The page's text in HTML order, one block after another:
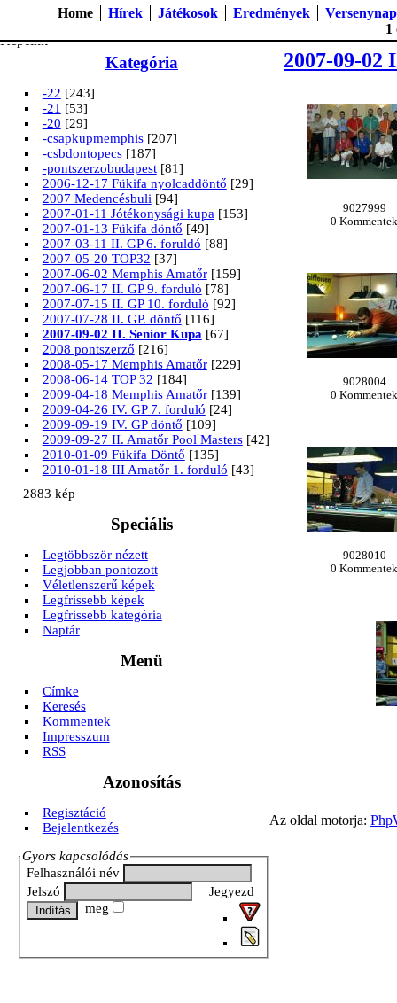
Home Hírek Játékosok Eredmények
1
Szegedi Biliárd Egyesület
Képeink
Kategória
-22 [243]
-21 [53]
-20 [29]
-csapkupmemphis [207]
-csbdontopecs [187]
-pontszerzobudapest [81]
2006-12-17 Fükifa nyolcaddöntő [29]
2007 Medencésbuli [94]
2007-01-11 Jótékonysági kupa [153]
2007-01-13 Fükifa döntő [49]
2007-03-11 II. GP 6. foruldó [88]
2007-05-20 TOP32 [37]
2007-06-02 Memphis Amatőr [159]
2007-06-17 II. GP 9. forduló [78]
2007-07-15 II. GP 10. forduló [92]
2007-07-28 II. GP. döntő [116]
2007-09-02 II. Senior Kupa [67]
2008 pontszerző [216]
2008-05-17 Memphis Amatőr [229]
2008-06-14 TOP 32 [184]
2009-04-18 Memphis Amatőr [139]
2009-04-26 IV. GP 7. forduló [24]
2009-09-19 IV. GP döntő [109]
2009-09-27 II. Amatőr Pool Masters [42]
2010-01-09 Fükifa Döntő [135]
2010-01-18 III Amatőr 1. forduló [43]
2883 kép
Speciális
Legtöbbször nézett
Legjobban pontozott
Véletlenszerű képek
Legfrissebb képek
Legfrissebb kategória
Naptár
Menü
Címke
Keresés
Kommentek
Impresszum
RSS
Azonosítás
Regisztáció
Bejelentkezés
Gyors kapcsolódás
Felhasználói név
Jelszó
Jegyezd
meg
2007-09-02
9027999
0 Kommentek
9028004
0 Kommentek
9028010
0 Kommentek
Az oldal motorja: